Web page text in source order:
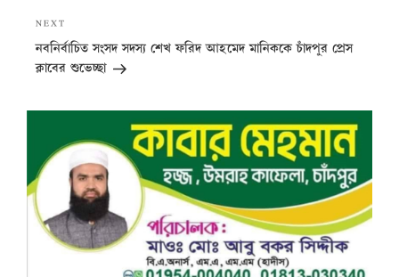
Next
Post
NEXT
নবনির্বাচিত সংসদ সদস্য শেখ ফরিদ আহমেদ মানিককে চাঁদপুর প্রেস
ক্লাবের শুভেচ্ছা